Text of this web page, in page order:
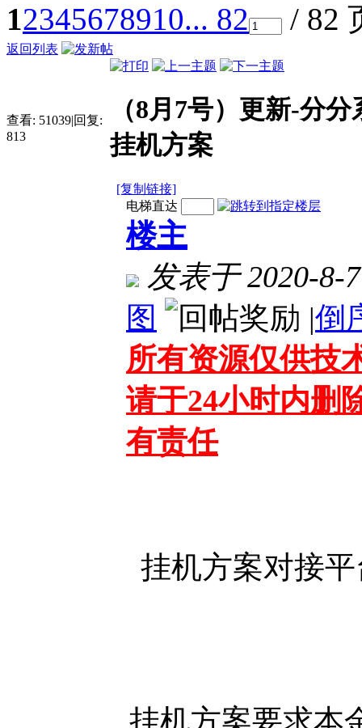
12345678910... 82 / 82
返回列表
查看: 51039|回复:
813
（8月7号）更新-分
挂机方案
[复制链接]
电梯直达
楼主
发表于 2020-8-
图
|倒
所有资源仅供技
请于24小时内删
有责任
挂机方案对接
挂机方案要求本